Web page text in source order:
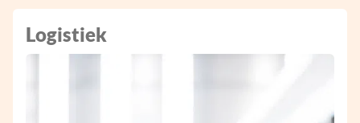
Logistiek